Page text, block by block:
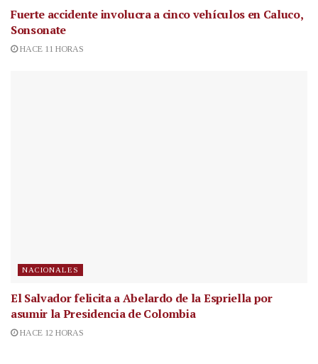
Fuerte accidente involucra a cinco vehículos en Caluco,
Sonsonate
HACE 11 HORAS
NACIONALES
El Salvador felicita a Abelardo de la Espriella por
asumir la Presidencia de Colombia
HACE 12 HORAS